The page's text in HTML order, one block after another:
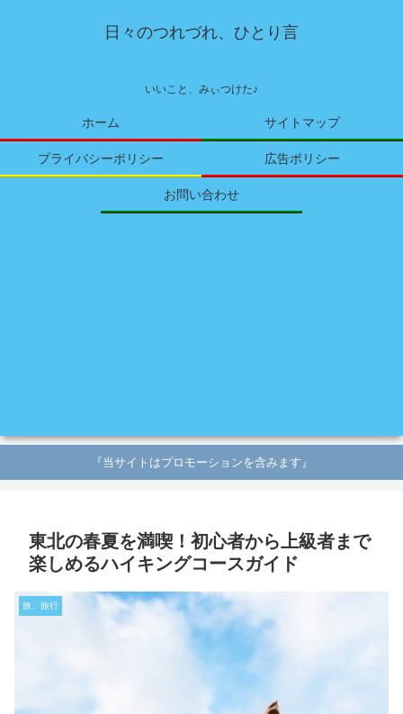
日々のつれづれ、ひとり言
いいこと、みぃつけた♪
ホーム サイトマップ
プライバシーポリシー 広告ポリシー
お問い合わせ
『当サイトはプロモーションを含みます』
東北の春夏を満喫！初心者から上級者まで
楽しめるハイキングコースガイド
旅、旅行